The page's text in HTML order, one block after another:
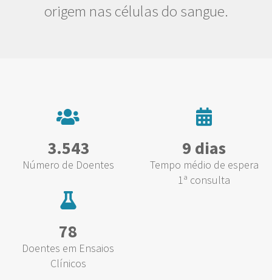
origem nas células do sangue.
3.543
Número de Doentes
9 dias
Tempo médio de espera
1ª consulta
78
Doentes em Ensaios
Clínicos